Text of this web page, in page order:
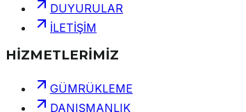
DUYURULAR
İLETİŞİM
HİZMETLERİMİZ
GÜMRÜKLEME
DANIŞMANLIK